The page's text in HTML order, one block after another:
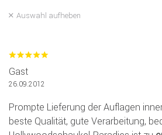
Auswahl aufheben
Gast
26.09.2012
Prompte Lieferung der Auflagen
beste Qualität, gute Verarbeitung,